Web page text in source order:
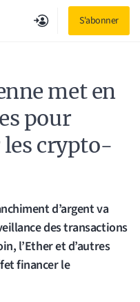
S'abonner
met en
pour
crypto-
d’argent va
des transactions
l’Ether et d’autres
financer le